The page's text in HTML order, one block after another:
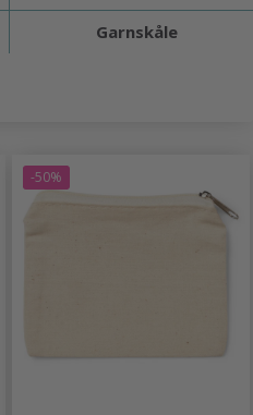
Garnskåle
-50%